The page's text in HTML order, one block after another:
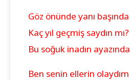
Göz önünde yanı başında
Kaç yıl geçmiş saydın mı?
Bu soğuk inadın ayazında
Ben senin ellerin olaydım